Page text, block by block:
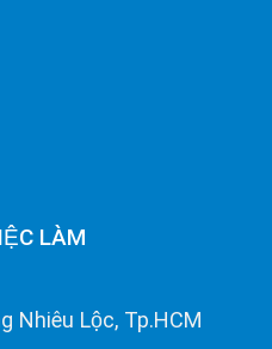
LÀM
Nhiêu Lộc, Tp.HCM